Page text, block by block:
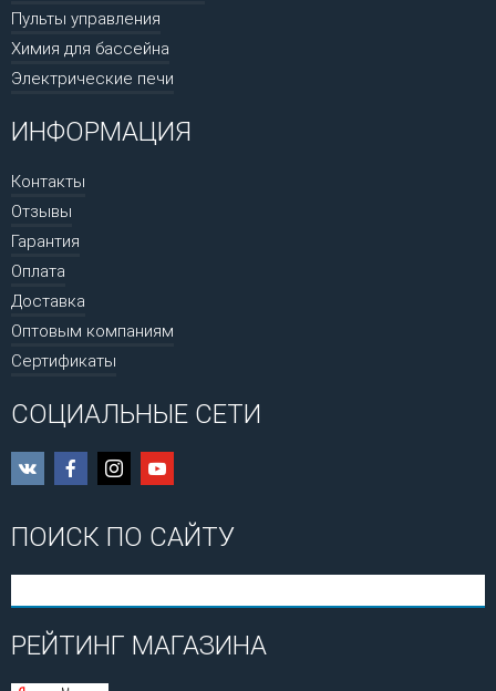
Пульты управления
Химия для бассейна
Электрические печи
ИНФОРМАЦИЯ
Контакты
Отзывы
Гарантия
Оплата
Доставка
Оптовым компаниям
Сертификаты
СОЦИАЛЬНЫЕ СЕТИ
ПОИСК ПО САЙТУ
РЕЙТИНГ МАГАЗИНА